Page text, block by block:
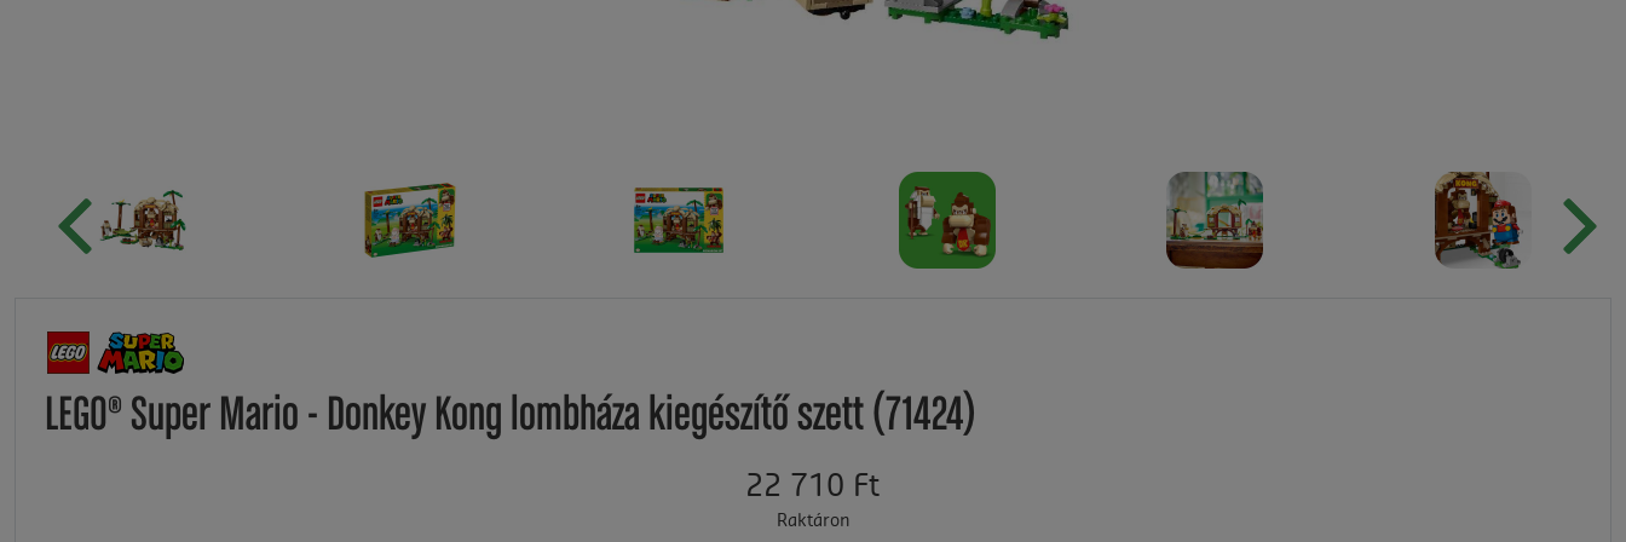
LEGO® Super Mario - Donkey Kong lombháza kiegészítő szett (71424)
22 710 Ft
Raktáron